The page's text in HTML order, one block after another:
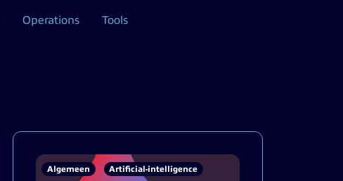
Operations Tools
Algemeen Artificial-intelligence